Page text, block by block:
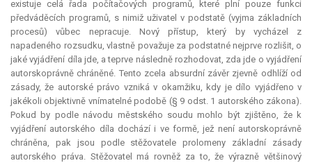
existuje celá řada počítačových programů, které plní pouze funkci
předváděcích programů, s nimiž uživatel v podstatě (vyjma základních
procesů) vůbec nepracuje. Nový přístup, který by vycházel z
napadeného rozsudku, vlastně považuje za podstatné nejprve rozlišit, o
jaké vyjádření díla jde, a teprve následně rozhodovat, zda jde o vyjádření
autorskoprávně chráněné. Tento zcela absurdnízávěr zjevně odhlíží od
zásady, že autorské právo vzniká v okamžiku, kdy je dílo vyjádřeno v
jakékoli objektivně vnímatelné podobě (§ 9 odst. 1 autorského zákona).
Pokud by podle návodu městského soudu mohlo být zjištěno, že k
vyjádření autorského díla dochází i ve formě, jež není autorskoprávně
chráněna, pak jsou podle stěžovatele prolomeny základní zásady
autorského práva. Stěžovatel má rovněž za to, že výrazně většinový